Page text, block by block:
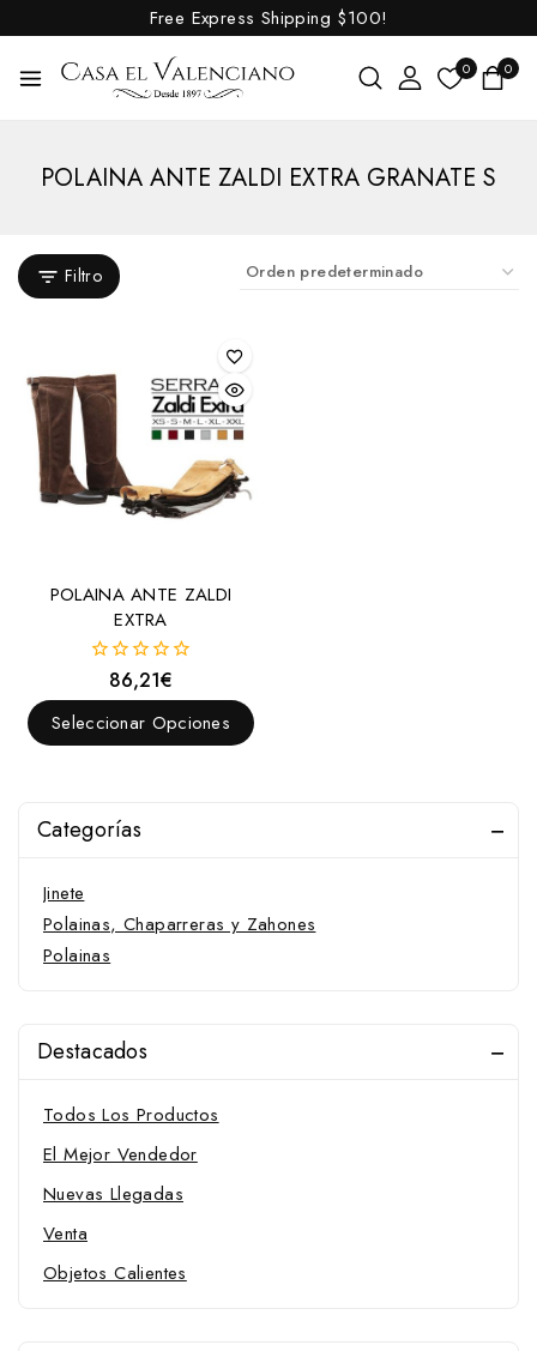
Free Express Shipping $100!
0 0
POLAINA ANTE ZALDI EXTRA GRANATE S
Filtro
POLAINA ANTE ZALDI
EXTRA
fuera
de
5
86,21€
Seleccionar Opciones
Categorías
Jinete
Polainas, Chaparreras y Zahones
Polainas
Destacados
Todos Los Productos
El Mejor Vendedor
Nuevas Llegadas
Venta
Objetos Calientes